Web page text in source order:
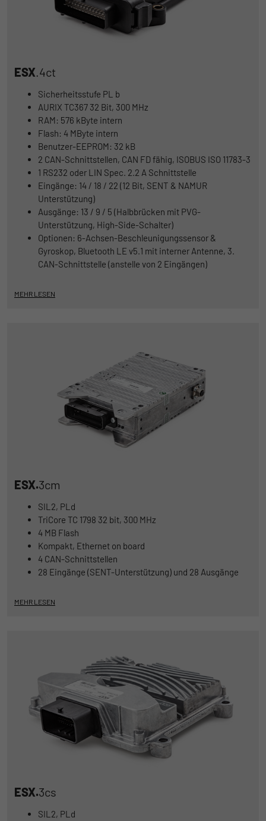
ESX.4ct
Sicherheitsstufe PL b
AURIX TC367 32 Bit, 300 MHz
RAM: 576 kByte intern
Flash: 4 MByte intern
Benutzer-EEPROM: 32 kB
2 CAN-Schnittstellen, CAN FD fähig, ISOBUS ISO 11783-3
1 RS232 oder LIN Spec. 2.2 A Schnittstelle
Eingänge: 14 / 18 / 22 (12 Bit, SENT & NAMUR
Unterstützung)
Ausgänge: 13 / 9 / 5 (Halbbrücken mit PVG-
Unterstützung, High-Side-Schalter)
Optionen: 6-Achsen-Beschleunigungssensor &
Gyroskop, Bluetooth LE v5.1 mit interner Antenne, 3.
CAN-Schnittstelle (anstelle von 2 Eingängen)
MEHR LESEN
ESX.3cm
SIL2, PLd
TriCore TC 1798 32 bit, 300 MHz
4 MB Flash
Kompakt, Ethernet on board
4 CAN-Schnittstellen
28 Eingänge (SENT-Unterstützung) und 28 Ausgänge
MEHR LESEN
ESX.3cs
SIL2, PLd